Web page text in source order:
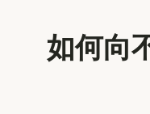
如何向